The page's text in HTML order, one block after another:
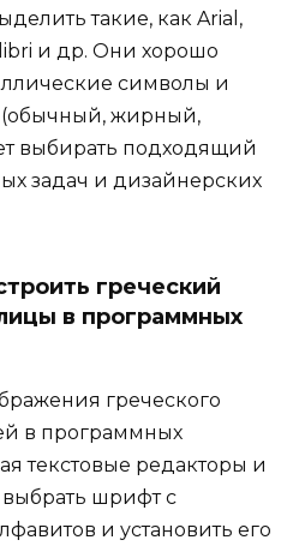
такие, как Arial,
и др. Они хорошо
символы и
(обычный, жирный,
выбирать подходящий
задач и дизайнерских
греческий
в программных
греческого
в программных
текстовые редакторы и
шрифт с
и установить его